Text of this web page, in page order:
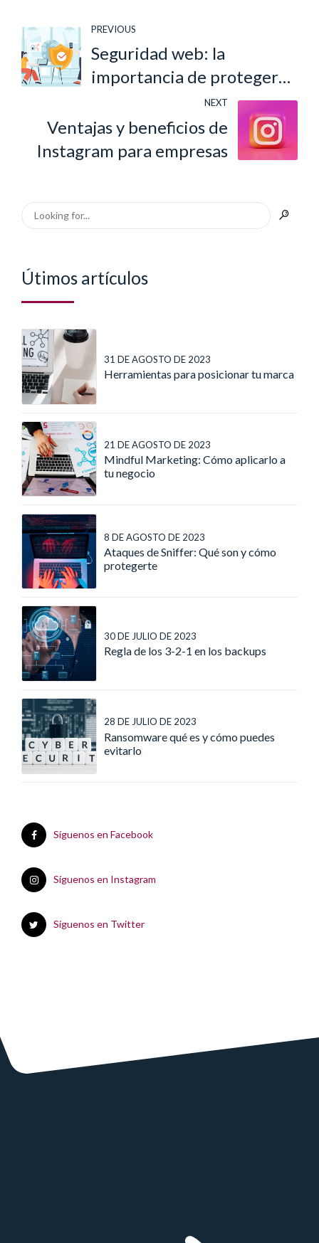
PREVIOUS
Seguridad web: la
importancia de proteger
NEXT
Ventajas y beneficios de
Instagram para empresas
Útimos artículos
31 DE AGOSTO DE 2023
Herramientas para posicionar tu marca
21 DE AGOSTO DE 2023
Mindful Marketing: Cómo aplicarlo a
tu negocio
8 DE AGOSTO DE 2023
Ataques de Sniffer: Qué son y cómo
protegerte
30 DE JULIO DE 2023
Regla de los 3-2-1 en los backups
28 DE JULIO DE 2023
Ransomware qué es y cómo puedes
evitarlo
Síguenos en Facebook
Síguenos en Instagram
Síguenos en Twitter